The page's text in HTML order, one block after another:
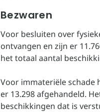
Bezwaren
Voor besluiten over
ontvangen en zijn er
het totaal aantal
Voor immateriële schade
er 13.298 afgehandeld.
beschikkingen dat is